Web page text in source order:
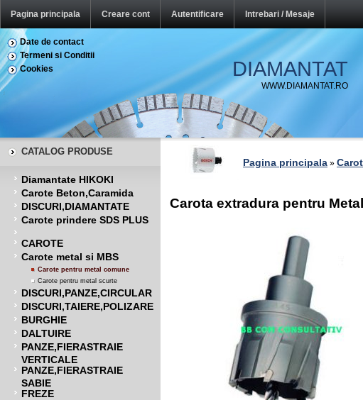
Pagina principala Creare cont Autentificare Intrebari / Mesaje
Date de contact
Termeni si Conditii
Cookies
DIAMANTAT
WWW.DIAMANTAT.RO
CATALOG PRODUSE
Diamantate HIKOKI
Carote Beton,Caramida
DISCURI,DIAMANTATE
Carote prindere SDS PLUS
CAROTE
Carote metal si MBS
Carote pentru metal comune
Carote pentru metal scurte
DISCURI,PANZE,CIRCULAR
DISCURI,TAIERE,POLIZARE
BURGHIE
DALTUIRE
PANZE,FIERASTRAIE
VERTICALE
PANZE,FIERASTRAIE
SABIE
FREZE
Pagina principala »
Carota extradura pentru